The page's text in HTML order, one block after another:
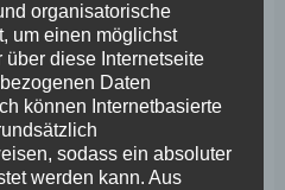
für Lebensqualität. „Denn
nicht nur um ein reines
leben vom Einzelhandel,
Nur das gemeinsam
echtes Leben! Und
organisatorische
um einen möglichst
über diese Internetseite
Daten
können Internetbasierte
sodass ein absoluter
werden kann. Aus